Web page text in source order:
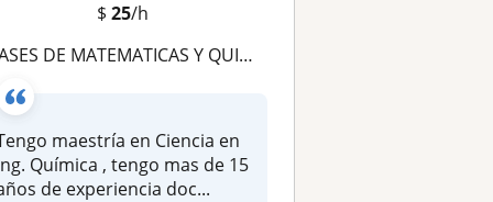
$ 25/h
DE MATEMATICAS Y QUIMICA PARA BACHILLERATO
maestría en Ciencia en
Química , tengo mas de 15
de experiencia doc...